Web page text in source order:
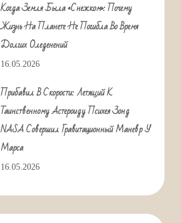
Когда Земля Была «снежком»: Почему
Жизнь На Планете Не Погибла Во Время
Долгих Оледенений
16.05.2026
Прибавил В Скорости: Летящий К
Таинственному Астероиду Психея Зонд
NASA Совершил Гравитационный Маневр У
Марса
16.05.2026